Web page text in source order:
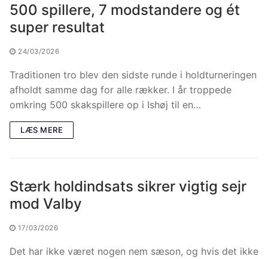
500 spillere, 7 modstandere og ét
super resultat
24/03/2026
Traditionen tro blev den sidste runde i holdturneringen
afholdt samme dag for alle rækker. I år troppede
omkring 500 skakspillere op i Ishøj til en…
LÆS MERE
Stærk holdindsats sikrer vigtig sejr
mod Valby
17/03/2026
Det har ikke været nogen nem sæson, og hvis det ikke